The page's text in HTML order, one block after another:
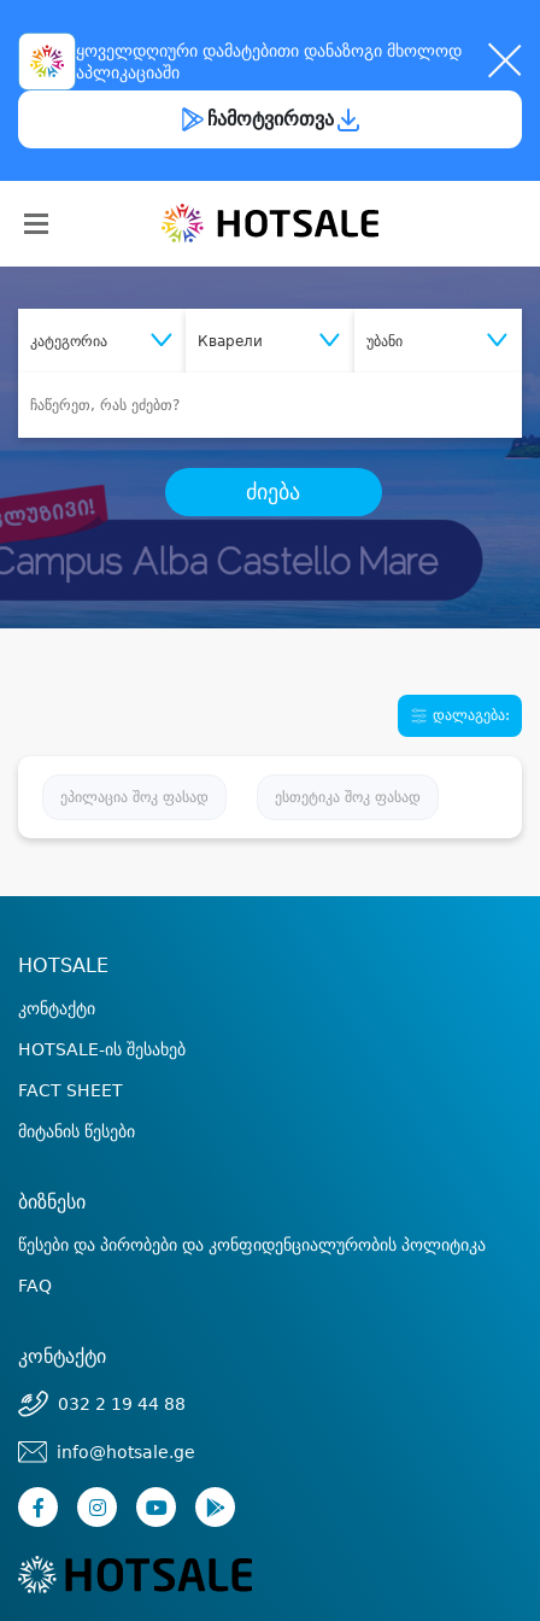
ყოველდღიური დამატებითი დანაზოგი მხოლოდ
აპლიკაციაში
ჩამოტვირთვა
კატეგორია Кварели უბანი
ძიება
დალაგება:
ეპილაცია შოკ ფასად ესთეტიკა შოკ ფასად
HOTSALE
კონტაქტი
HOTSALE-ის შესახებ
FACT SHEET
მიტანის წესები
ბიზნესი
წესები და პირობები და კონფიდენციალურობის პოლიტიკა
FAQ
კონტაქტი
032 2 19 44 88
info@hotsale.ge